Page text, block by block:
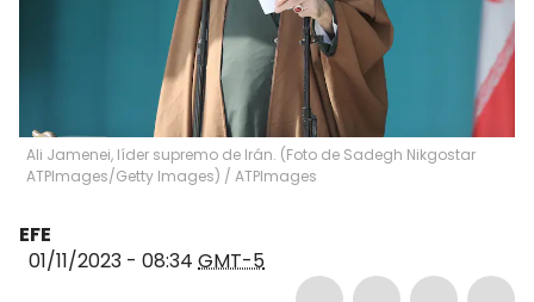
Ali Jamenei, líder supremo de Irán. (Foto de Sadegh Nikgostar
ATPImages/Getty Images) / ATPImages
EFE
01/11/2023 - 08:34 GMT-5